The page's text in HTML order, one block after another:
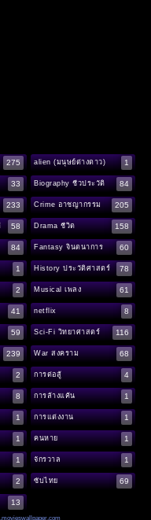
275 alien (มนุษย์ต่างดาว) 1
33 Biography ชีวประวัติ 84
233 Crime อาชญากรรม 205
58 Drama ชีวิต 158
84 Fantasy จินตนาการ 60
1 History ประวัติศาสตร์ 78
2 Musical เพลง 61
41 netflix 8
59 Sci-Fi วิทยาศาสตร์ 116
239 War สงคราม 68
2 การต่อสู้ 4
8 การล้างแค้น 1
1 การแต่งงาน 1
1 คนหาย 1
1 จักรวาล 1
2 ซับไทย 69
13